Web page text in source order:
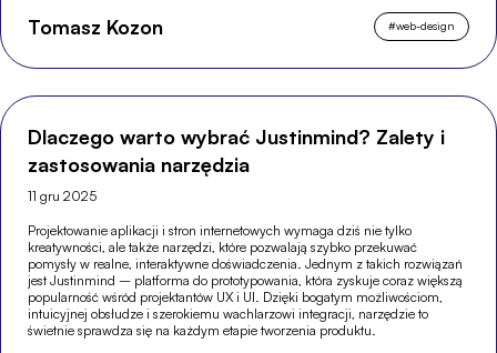
Tomasz Kozon #web-design
Dlaczego warto wybrać Justinmind? Zalety i
zastosowania narzędzia
11 gru 2025
Projektowanie aplikacji i stron internetowych wymaga dziś nie tylko
kreatywności, ale także narzędzi, które pozwalają szybko przekuwać
pomysły w realne, interaktywne doświadczenia. Jednym z takich rozwiązań
jest Justinmind – platforma do prototypowania, która zyskuje coraz większą
popularność wśród projektantów UX i UI. Dzięki bogatym możliwościom,
intuicyjnej obsłudze i szerokiemu wachlarzowi integracji, narzędzie to
świetnie sprawdza się na każdym etapie tworzenia produktu.